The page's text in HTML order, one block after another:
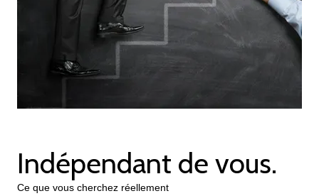
Indépendant de vous.
Ce que vous cherchez réellement